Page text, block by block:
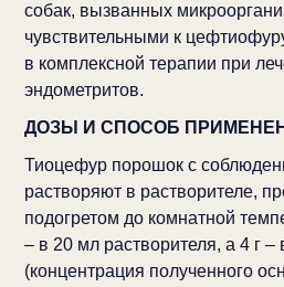
собак, вызванных
чувствительными к
в комплексной терапии при
эндометритов.
ДОЗЫ И СПОСОБ
Тиоцефур порошок с
растворяют в растворителе,
подогретом до комнатной
– в 20 мл растворителя, а 4 г –
(концентрация полученного